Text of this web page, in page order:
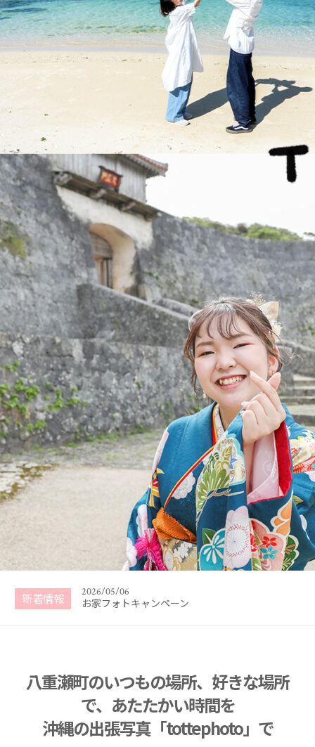
新着情報
ご卒業・ご入学記念撮影キャンペーン （2026年3
月〜4月）
2026/07/01
夏キャンペーン 2026年7月〜8月末まで
2026/05/06
お家フォトキャンペーン
2026/03/09
臨時休業のお知らせ
2026/01/31
ご卒業・ご入学記念撮影キャンペーン （2026年3
月〜4月）
八重瀬町のいつもの場所、好きな場所
で、あたたかい時間を
沖縄の出張写真「tottephoto」で